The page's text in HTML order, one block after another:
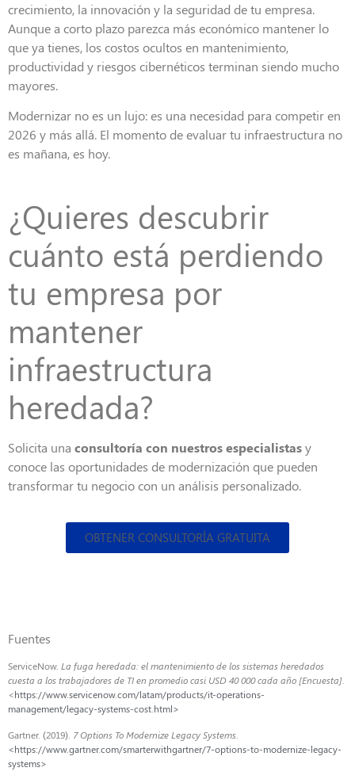
crecimiento, la innovación y la seguridad de tu empresa.
Aunque a corto plazo parezca más económico mantener lo
que ya tienes, los costos ocultos en mantenimiento,
productividad y riesgos cibernéticos terminan siendo mucho
mayores.
Modernizar no es un lujo: es una necesidad para competir en
2026 y más allá. El momento de evaluar tu infraestructura no
es mañana, es hoy.
¿Quieres descubrir
cuánto está perdiendo
tu empresa por
mantener
infraestructura
heredada?
Solicita una consultoría con nuestros especialistasy
conoce las oportunidades de modernización que pueden
transformar tu negocio con un análisis personalizado.
OBTENER CONSULTORÍA GRATUITA
Fuentes
ServiceNow. La fuga heredada: el mantenimiento de los sistemas heredados
cuesta a los trabajadores de TI en promedio casi USD 40 000 cada año [Encuesta].
<https://www.servicenow.com/latam/products/it-operations-
management/legacy-systems-cost.html>
Gartner. (2019). 7 Options To Modernize Legacy Systems
<https://www.gartner.com/smarterwithgartner/7-options-to-modernize-legacy-
systems>